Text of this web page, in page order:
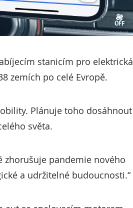
stanicím pro elektrická
zemích po celé Evropě.
Plánuje toho dosáhnout
světa.
zhorušuje pandemie nového
a udržitelné budoucnosti.“